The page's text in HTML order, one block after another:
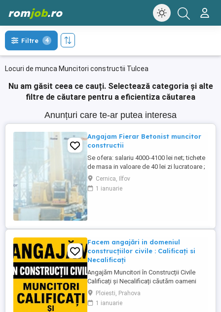
romjob.ro
Locuri de munca Muncitori constructii Tulcea
Filtre 4
Nu am găsit ceea ce cauți. Selectează categoria și alte
filtre de căutare pentru a eficientiza căutarea
Anunțuri care te-ar putea interesa
Angajam Fierar Betonist muncitor
constructii
Se ofera: salariu 4000-4100 lei net; tichete
de masa in valoare de 40 lei zi lucratoare ;
asigurare privata de sanatate; decontare
transport; cazare pentru salariatii din
provincie; Ne situam pe platforma
Cernica, Ilfov
1 ianuarie
Facem angajări in domeniul
construcțiilor civile : Calificați si
Necalificați
Angajăm Muncitori în Construcții Civile
Calificați și Necalificați căutăm oameni
serioși, responsabili și implicați pentru
lucrări de calitate. Posturi disponibile:
Muncitori Calificați Polivalenți (cu
Ploiesti, Prahova
1 ianuarie